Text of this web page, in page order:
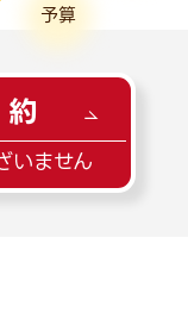
予算
いません